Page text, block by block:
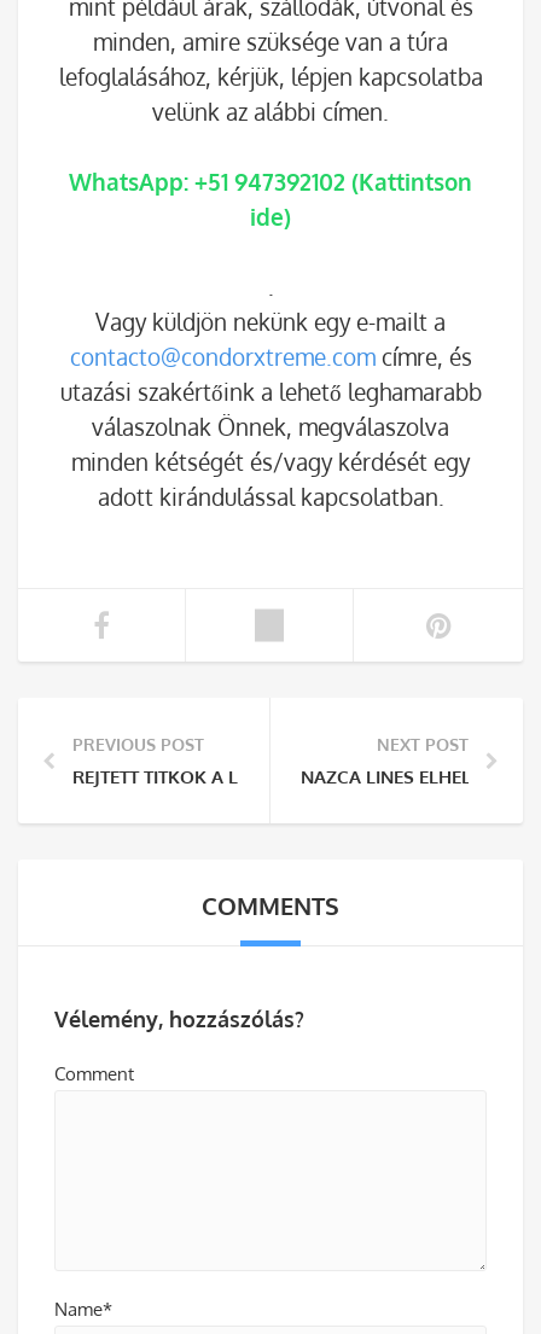
mint például árak, szállodák, útvonal és
minden, amire szüksége van a túra
lefoglalásához, kérjük, lépjen kapcsolatba
velünk az alábbi címen.
WhatsApp: +51 947392102 (Kattintson
ide)
Vagy küldjön nekünk egy e-mailt a
contacto@condorxtreme.comcímre, és
utazási szakértőink a lehető leghamarabb
válaszolnak Önnek, megválaszolva
minden kétségét és/vagy kérdését egy
adott kirándulással kapcsolatban.
PREVIOUS POST
REJTETT TITKOK A LIMAI KATAKOMBÁKBAN, PERUBAN
NEXT POST
NAZCA LINES
COMMENTS
Vélemény, hozzászólás?
Comment
Name*